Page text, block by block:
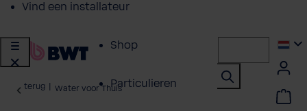
Vind een installateur
Shop
Particulieren
terug Water voor Thuis